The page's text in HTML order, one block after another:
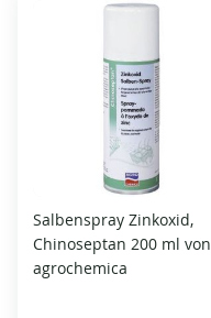
Salbenspray Zinkoxid,
Chinoseptan 200 ml von
agrochemica